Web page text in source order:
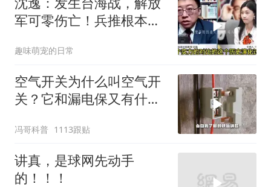
军可零伤亡！兵推根本没
趣味萌宠的日常
空气开关为什么叫空气开
关？它和漏电保又有什么
冯哥科普 1113跟贴
讲真，是球网先动手
的！！！